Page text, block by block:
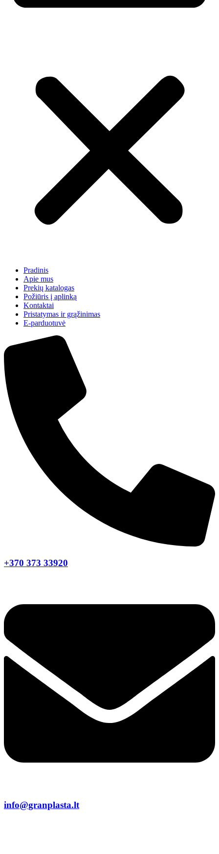
Pradinis
Apie mus
Prekių katalogas
Požiūris į aplinką
Kontaktai
Pristatymas ir grąžinimas
E-parduotuvė
+370 373 33920
info@granplasta.lt